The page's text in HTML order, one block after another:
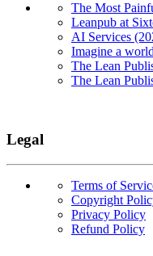
The Most
Leanpub at
AI Services
Imagine a
The Lean
The Lean
Legal
Terms of
Copyright
Privacy Policy
Refund Policy